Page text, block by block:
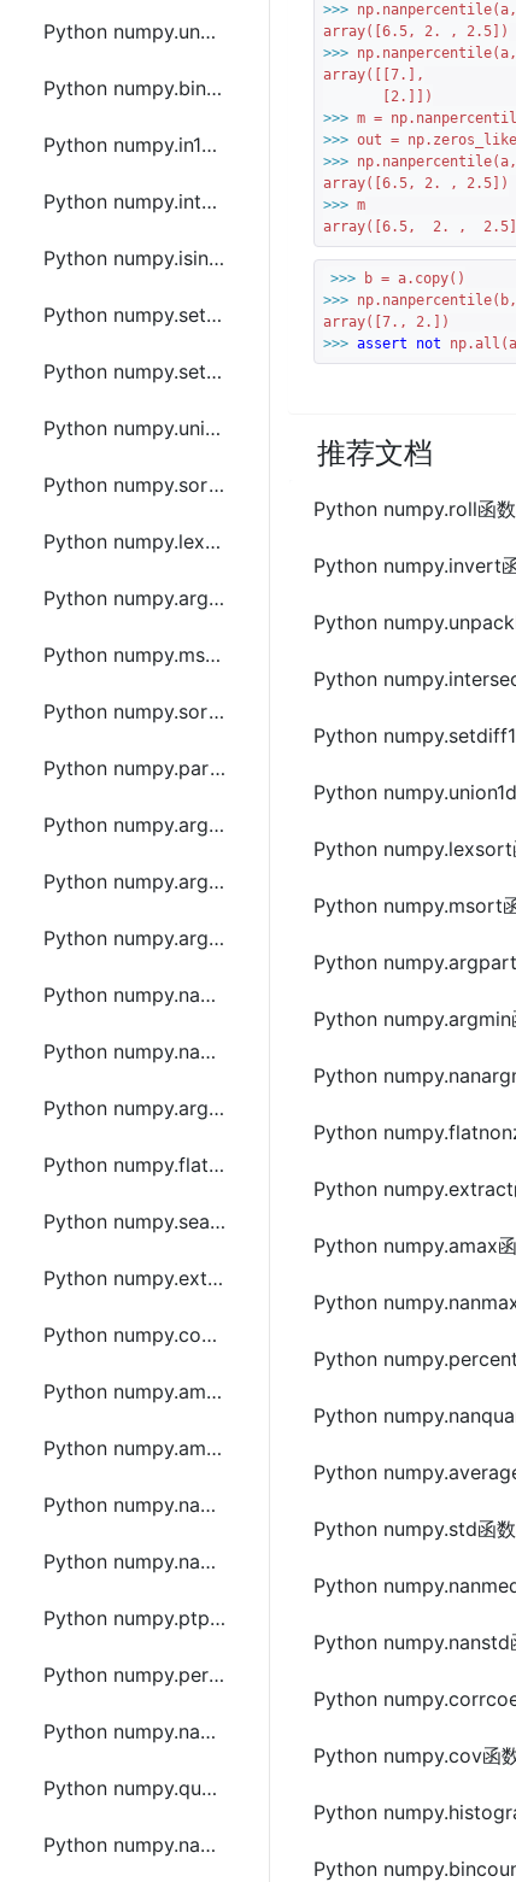
Python numpy.unpackbits函数方法的使用
Python numpy.binary_repr函数方法的使用
Python numpy.in1d函数方法的使用
Python numpy.intersect1d函数方法的使用
Python numpy.isin函数方法的使用
Python numpy.setdiff1d函数方法的使用
Python numpy.setxor1d函数方法的使用
Python numpy.union1d函数方法的使用
Python numpy.sort函数方法的使用
Python numpy.lexsort函数方法的使用
Python numpy.argsort函数方法的使用
Python numpy.msort函数方法的使用
Python numpy.sort_complex函数方法的使用
Python numpy.partition函数方法的使用
Python numpy.argpartition函数方法的使用
Python numpy.argmax函数方法的使用
Python numpy.argmin函数方法的使用
Python numpy.nanargmax函数方法的使用
Python numpy.nanargmin函数方法的使用
Python numpy.argwhere函数方法的使用
Python numpy.flatnonzero函数方法的使用
Python numpy.searchsorted函数方法的使用
Python numpy.extract函数方法的使用
Python numpy.count_nonzero函数方法的使用
Python numpy.amin函数方法的使用
Python numpy.amax函数方法的使用
Python numpy.nanmin函数方法的使用
Python numpy.nanmax函数方法的使用
Python numpy.ptp函数方法的使用
Python numpy.percentile函数方法的使用
Python numpy.nanpercentile函数方法的使用
Python numpy.quantile函数方法的使用
Python numpy.nanquantile函数方法的使用
>>> np.nanpercentile(a,
array([ 6.5, 2. , 2.5
>>> np.nanpercentile(a,
array([[ 7.
],
2.
>>> m =
>>>
>>> np.nanpercentile(a,
array([ 6.5, 2. , 2.5
>>> m
array([ 6.5, 2. , 2.5
>>>
>>> np.nanpercentile(b,
array([ 7. , 2.
>>> assert not
推荐文档
Python numpy.roll函
Python numpy.invert
Python
Python
Python
Python
Python numpy.lexsort
Python numpy.msort
Python
Python numpy.argmin
Python
Python
Python numpy.extract
Python numpy.amax
Python
Python
Python
Python
Python numpy.std函
Python
Python numpy.nanstd
Python
Python numpy.cov函
Python
Python